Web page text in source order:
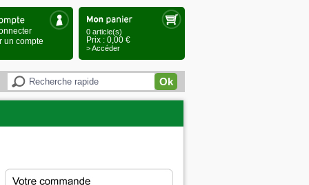
0 article(s)
Prix : 0,00 €
> Accéder
un compte
Ok